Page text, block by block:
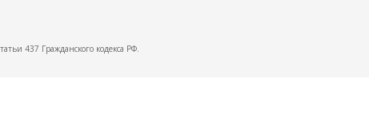
437 Гражданского кодекса РФ.